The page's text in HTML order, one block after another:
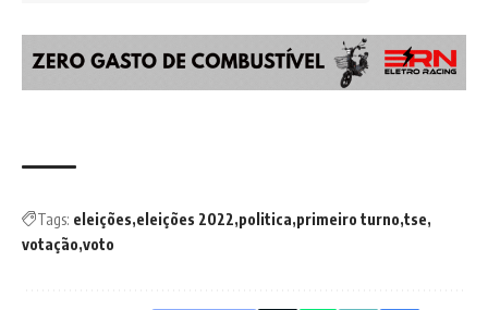
Tags: eleições eleições 2022 politica primeiro turno tse
votação voto